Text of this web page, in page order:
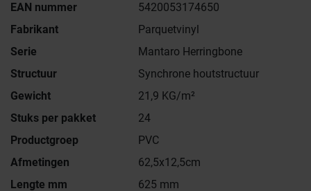
EAN nummer
5420053174650
Fabrikant
Parquetvinyl
Serie
Mantaro Herringbone
Structuur
Synchrone houtstructuur
Gewicht
21,9 KG/m²
Stuks per pakket
24
Productgroep
PVC
Afmetingen
62,5x12,5cm
Lengte mm
625 mm